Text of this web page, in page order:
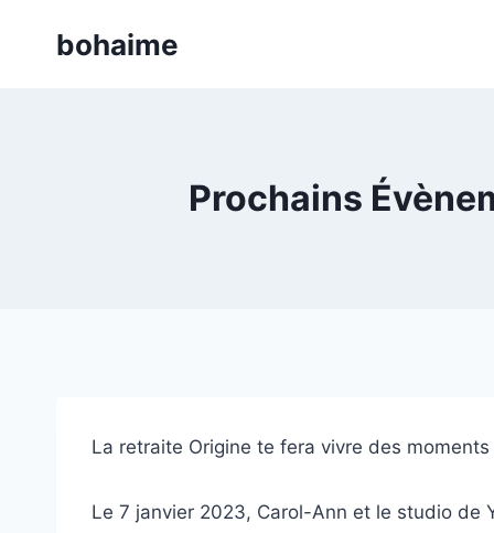
bohaime
Prochains
La retraite Origine te fera vivre des
Le 7 janvier 2023, Carol-Ann et le studio de